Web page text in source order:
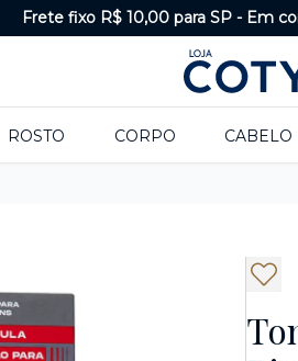
Frete fixo R$ 10,00 para SP - Em
ROSTO CORPO CABELO